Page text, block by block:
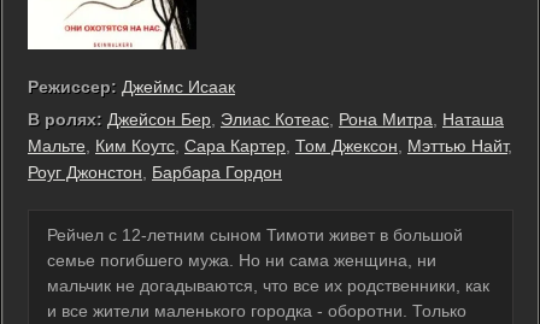
Режиссер: Джеймс Исаак
В ролях: Джейсон Бер Элиас Котеас Рона Митра
Наташа
Мальте
Ким Коутс Сара Картер Том Джексон Мэттью Найт,
Роуг Джонстон
Барбара Гордон
Рейчел с 12-летним сыном Тимоти живет в большой
семье погибшего мужа. Но ни сама женщина, ни
мальчик не догадываются, что все их родственники, как
и все жители маленького городка - оборотни. Только